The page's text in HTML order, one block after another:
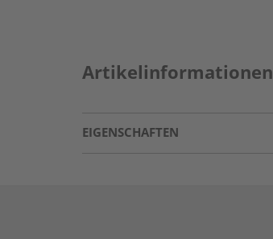
Artikelinformationen
EIGENSCHAFTEN